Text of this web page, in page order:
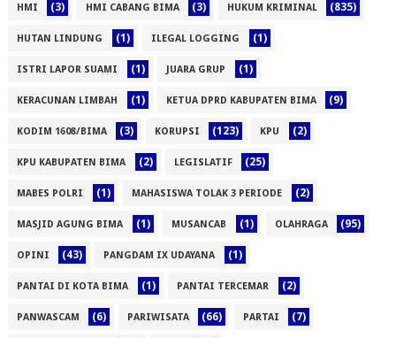
HMI (3) HMI CABANG BIMA (3) HUKUM KRIMINAL (835)
HUTAN LINDUNG (1) ILEGAL LOGGING (1)
ISTRI LAPOR SUAMI (1) JUARA GRUP (1)
KERACUNAN LIMBAH (1) KETUA DPRD KABUPATEN BIMA (9)
KODIM 1608/BIMA (3) KORUPSI (123) KPU (2)
KPU KABUPATEN BIMA (2) LEGISLATIF (25)
MABES POLRI (1) MAHASISWA TOLAK 3 PERIODE (2)
MASJID AGUNG BIMA (1) MUSANCAB (1) OLAHRAGA (95)
OPINI (43) PANGDAM IX UDAYANA (1)
PANTAI DI KOTA BIMA (1) PANTAI TERCEMAR (2)
PANWASCAM (6) PARIWISATA (66) PARTAI (7)